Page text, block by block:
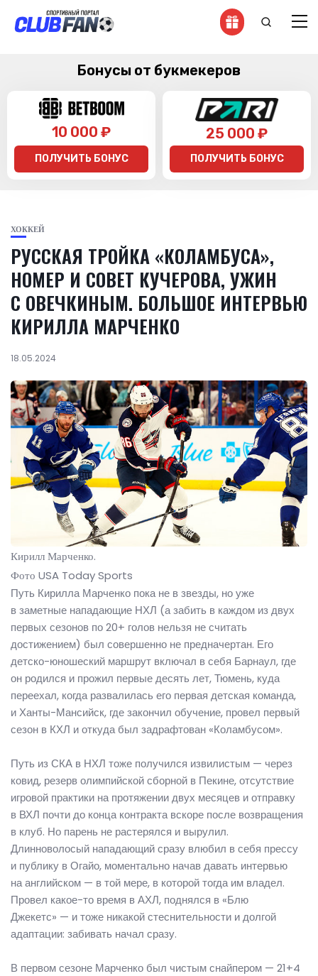
Бонусы от букмекеров
10 000 ₽
ПОЛУЧИТЬ БОНУС
25 000 ₽
ПОЛУЧИТЬ БОНУС
ХОККЕЙ
РУССКАЯ ТРОЙКА «КОЛАМБУСА»,
НОМЕР И СОВЕТ КУЧЕРОВА, УЖИН
С ОВЕЧКИНЫМ. БОЛЬШОЕ ИНТЕРВЬЮ
КИРИЛЛА МАРЧЕНКО
18.05.2024
Кирилл Марченко.
Фото USA Today Sports
Путь Кирилла Марченко пока не в звезды, но уже
в заметные нападающие НХЛ (а забить в каждом из двух
первых сезонов по 20+ голов нельзя не считать
достижением) был совершенно не предначертан. Его
детско-юношеский маршрут включал в себя Барнаул, где
он родился и прожил первые десять лет, Тюмень, куда
переехал, когда развалилась его первая детская команда,
и Ханты-Мансийск, где закончил обучение, провел первый
сезон в КХЛ и откуда был задрафтован «Коламбусом».
Путь из СКА в НХЛ тоже получился извилистым — через
ковид, резерв олимпийской сборной в Пекине, отсутствие
игровой практики на протяжении двух месяцев и отправку
в ВХЛ почти до конца контракта вскоре после возвращения
в клуб. Но парень не растерялся и вырулил.
Длинноволосый нападающий сразу влюбил в себя прессу
и публику в Огайо, моментально начав давать интервью
на английском — в той мере, в которой тогда им владел.
Провел какое-то время в АХЛ, поднялся в «Блю
Джекетс» — и тоже никакой стеснительности и долгой
адаптации: забивать начал сразу.
В первом сезоне Марченко был чистым снайпером — 21+4